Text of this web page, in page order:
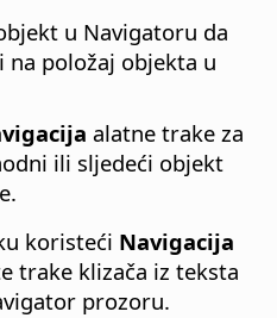
u Navigatoru da
na položaj objekta u
alatne trake za
ili sljedeći objekt
koristeći Navigacija
trake klizača iz teksta
prozoru.